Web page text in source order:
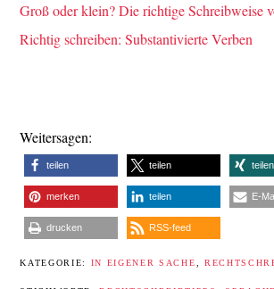
Groß oder klein? Die richtige Schreibweise
Richtig schreiben: Substantivierte Verben
Weitersagen:
teilen teilen teilen
merken teilen E-
drucken RSS-feed
KATEGORIE: IN EIGENER SACHE